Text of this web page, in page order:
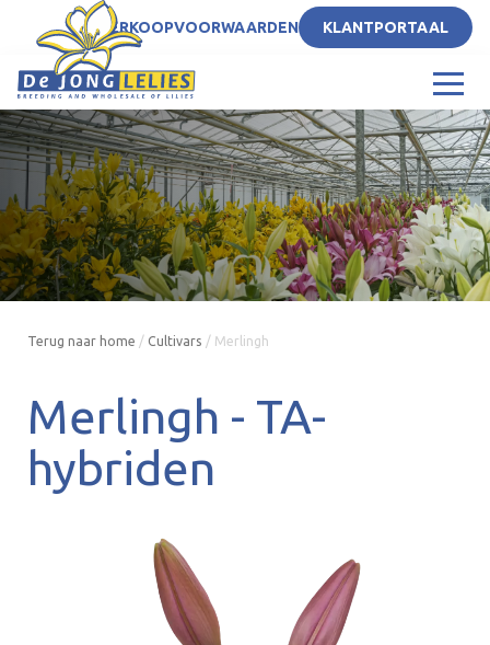
NLVERKOOPVOORWAARDEN KLANTPORTAAL
Terug naar home / Cultivars / Merlingh
Merlingh - TA-
hybriden